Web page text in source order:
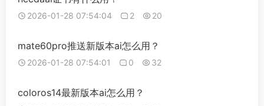
2026-01-28 07:54:04 2 20
mate60pro推送新版本ai怎么用？
2026-01-28 07:54:01 0 32
coloros14最新版本ai怎么用？